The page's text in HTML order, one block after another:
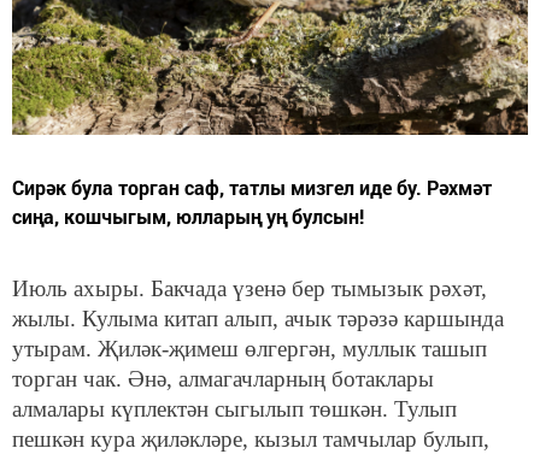
Сирәк була торган саф, татлы мизгел иде бу. Рәхмәт
сиңа, кошчыгым, юлларың уң булсын!
Июль ахыры. Бакчада үзенә бер тымызык рәхәт,
жылы. Кулыма китап алып, ачык тәрәзә каршында
уты­рам. Җиләк-җимеш өлгергән, муллык ташып
торган чак. Әнә, алмагачларның ботаклары
алмалары күплек­тән сыгылып төшкән. Тулып
пешкән кура җиләкләре, кызыл тамчылар булып,